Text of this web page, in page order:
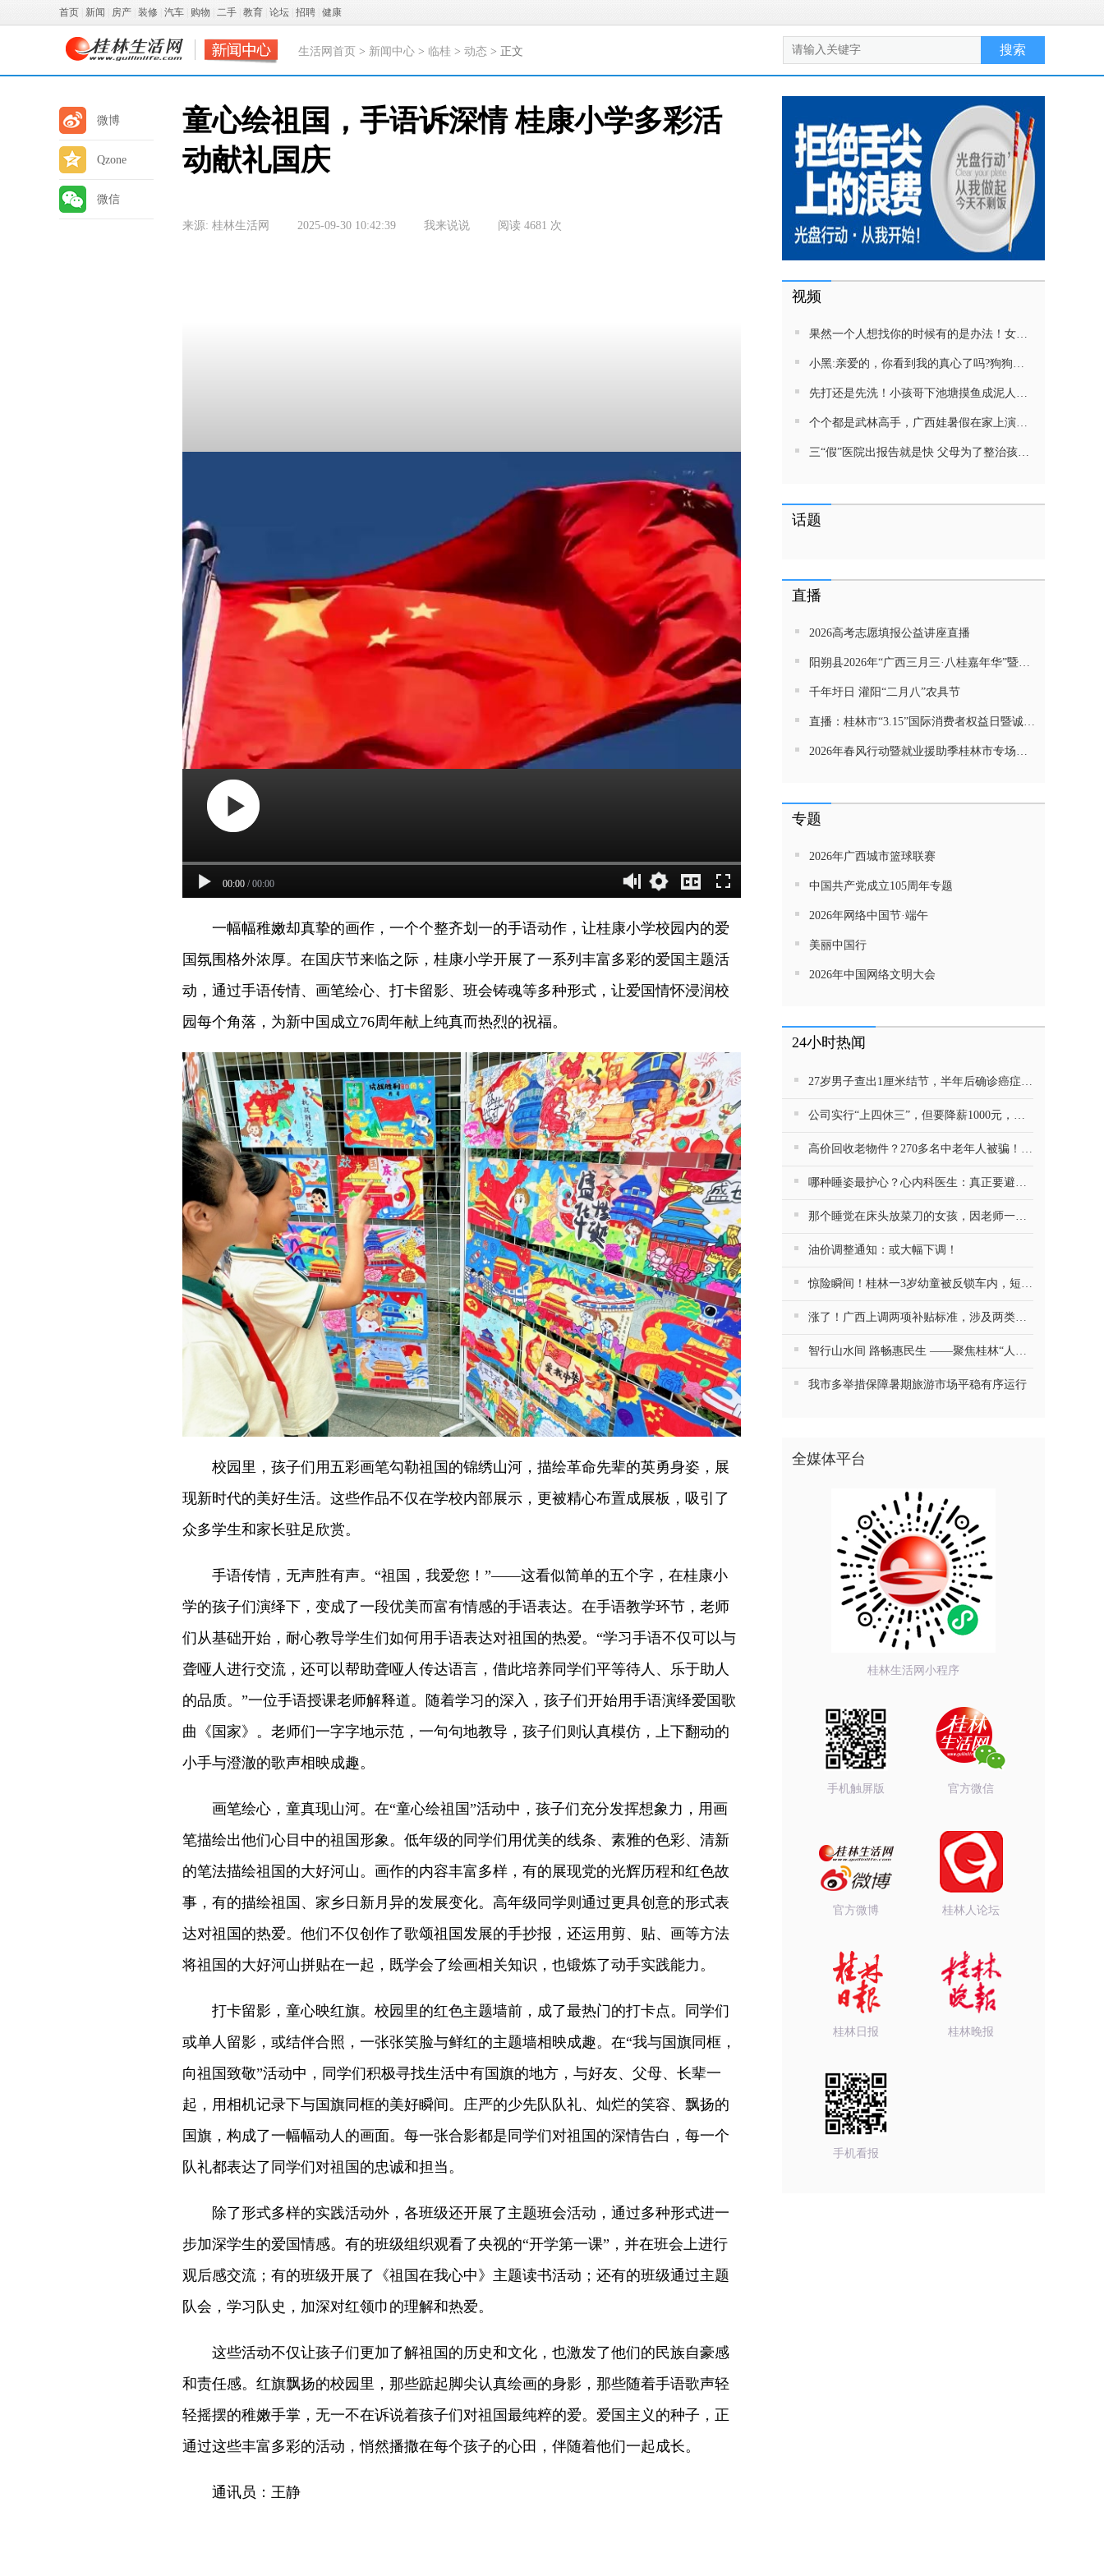
首页 新闻 房产 装修 汽车 购物 二手 教育 论坛 招聘 健康
生活网首页 > 新闻中心 > 临桂 > 动态 > 正文
微博
Qzone
微信
童心绘祖国，手语诉深情 桂康小学多彩活
动献礼国庆
来源: 桂林生活网 2025-09-30 10:42:39 我来说说 阅读 4681 次
00:00 / 00:00
一幅幅稚嫩却真挚的画作，一个个整齐划一的手语动作，让桂康小学校园内的爱
国氛围格外浓厚。在国庆节来临之际，桂康小学开展了一系列丰富多彩的爱国主题活
动，通过手语传情、画笔绘心、打卡留影、班会铸魂等多种形式，让爱国情怀浸润校
园每个角落，为新中国成立76周年献上纯真而热烈的祝福。
校园里，孩子们用五彩画笔勾勒祖国的锦绣山河，描绘革命先辈的英勇身姿，展
现新时代的美好生活。这些作品不仅在学校内部展示，更被精心布置成展板，吸引了
众多学生和家长驻足欣赏。
手语传情，无声胜有声。“祖国，我爱您！”——这看似简单的五个字，在桂康小
学的孩子们演绎下，变成了一段优美而富有情感的手语表达。在手语教学环节，老师
们从基础开始，耐心教导学生们如何用手语表达对祖国的热爱。“学习手语不仅可以与
聋哑人进行交流，还可以帮助聋哑人传达语言，借此培养同学们平等待人、乐于助人
的品质。”一位手语授课老师解释道。随着学习的深入，孩子们开始用手语演绎爱国歌
曲《国家》。老师们一字字地示范，一句句地教导，孩子们则认真模仿，上下翻动的
小手与澄澈的歌声相映成趣。
画笔绘心，童真现山河。在“童心绘祖国”活动中，孩子们充分发挥想象力，用画
笔描绘出他们心目中的祖国形象。低年级的同学们用优美的线条、素雅的色彩、清新
的笔法描绘祖国的大好河山。画作的内容丰富多样，有的展现党的光辉历程和红色故
事，有的描绘祖国、家乡日新月异的发展变化。高年级同学则通过更具创意的形式表
达对祖国的热爱。他们不仅创作了歌颂祖国发展的手抄报，还运用剪、贴、画等方法
将祖国的大好河山拼贴在一起，既学会了绘画相关知识，也锻炼了动手实践能力。
打卡留影，童心映红旗。校园里的红色主题墙前，成了最热门的打卡点。同学们
或单人留影，或结伴合照，一张张笑脸与鲜红的主题墙相映成趣。在“我与国旗同框，
向祖国致敬”活动中，同学们积极寻找生活中有国旗的地方，与好友、父母、长辈一
起，用相机记录下与国旗同框的美好瞬间。庄严的少先队队礼、灿烂的笑容、飘扬的
国旗，构成了一幅幅动人的画面。每一张合影都是同学们对祖国的深情告白，每一个
队礼都表达了同学们对祖国的忠诚和担当。
除了形式多样的实践活动外，各班级还开展了主题班会活动，通过多种形式进一
步加深学生的爱国情感。有的班级组织观看了央视的“开学第一课”，并在班会上进行
观后感交流；有的班级开展了《祖国在我心中》主题读书活动；还有的班级通过主题
队会，学习队史，加深对红领巾的理解和热爱。
这些活动不仅让孩子们更加了解祖国的历史和文化，也激发了他们的民族自豪感
和责任感。红旗飘扬的校园里，那些踮起脚尖认真绘画的身影，那些随着手语歌声轻
轻摇摆的稚嫩手掌，无一不在诉说着孩子们对祖国最纯粹的爱。爱国主义的种子，正
通过这些丰富多彩的活动，悄然播撒在每个孩子的心田，伴随着他们一起成长。
通讯员：王静
视频
果然一个人想找你的时候有的是办法！女生吵架将男友拉黑，结果男友给家里狗打电话了！汪：吵死了，一会就去把号码注销
小黑:亲爱的，你看到我的真心了吗?狗狗雨中等好朋狗不愿离去，网友:确实搞笑，黄黄都有男朋友，你却没有
先打还是先洗！小孩哥下池塘摸鱼成泥人！网友：这才是童年该有的样子，好怀念
个个都是武林高手，广西娃暑假在家上演武侠片，80后90后:以前我们也这样玩
三“假”医院出报告就是快 父母为了整治孩子少吃零食想尽了办法 网友：“又有”笑死我了
话题
直播
2026高考志愿填报公益讲座直播
阳朔县2026年“广西三月三·八桂嘉年华”暨金龙巡游活动直播
千年圩日 灌阳“二月八”农具节
直播：桂林市“3.15”国际消费者权益日暨诚信教育主题活动网民面对面活动
2026年春风行动暨就业援助季桂林市专场招聘活动直播带岗
专题
2026年广西城市篮球联赛
中国共产党成立105周年专题
2026年网络中国节·端午
美丽中国行
2026年中国网络文明大会
24小时热闻
27岁男子查出1厘米结节，半年后确诊癌症！这种病很会伪装
公司实行“上四休三”，但要降薪1000元，不接受只能辞职……你愿意吗？
高价回收老物件？270多名中老年人被骗！警方提醒
哪种睡姿最护心？心内科医生：真正要避开的是这一种
那个睡觉在床头放菜刀的女孩，因老师一句“跟我回家”改写了人生
油价调整通知：或大幅下调！
惊险瞬间！桂林一3岁幼童被反锁车内，短短数分钟险窒息…
涨了！广西上调两项补贴标准，涉及两类人群
智行山水间 路畅惠民生 ——聚焦桂林“人工智能+交通运输”的探索与实践
我市多举措保障暑期旅游市场平稳有序运行
全媒体平台
桂林生活网小程序
手机触屏版 官方微信
官方微博 桂林人论坛
桂林日报 桂林晚报
手机看报